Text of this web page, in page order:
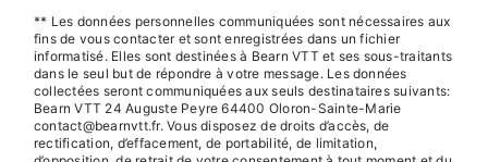
** Les données personnelles communiquées sont nécessaires aux
fins de vous contacter et sont enregistrées dans un fichier
informatisé. Elles sont destinées à Bearn VTT et ses sous-traitants
dans le seul but de répondre à votre message. Les données
collectées seront communiquées aux seuls destinataires suivants:
Bearn VTT 24 Auguste Peyre 64400 Oloron-Sainte-Marie
contact@bearnvtt.fr. Vous disposez de droits d’accès, de
rectification, d’effacement, de portabilité, de limitation,